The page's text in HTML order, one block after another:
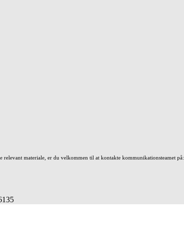
materiale, er du velkommen til at kontakte kommunikationsteamet på: